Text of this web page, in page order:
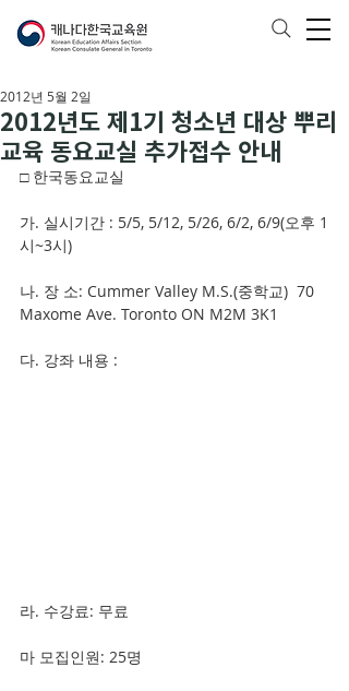
2012년도 제1기 청소년 대상 뿌리
교육 동요교실 추가접수 안내
2012년 5월 2일
□ 한국동요교실
가. 실시기간 : 5/5, 5/12, 5/26, 6/2, 6/9(오후 1
시~3시)
나. 장 소: Cummer Valley M.S.(중학교)  70
Maxome Ave. Toronto ON M2M 3K1
다. 강좌 내용 :
라. 수강료: 무료
마 모집인원: 25명